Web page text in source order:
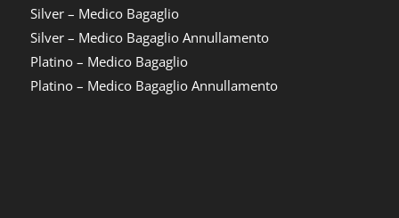
Silver – Medico Bagaglio
Silver – Medico Bagaglio Annullamento
Platino – Medico Bagaglio
Platino – Medico Bagaglio Annullamento